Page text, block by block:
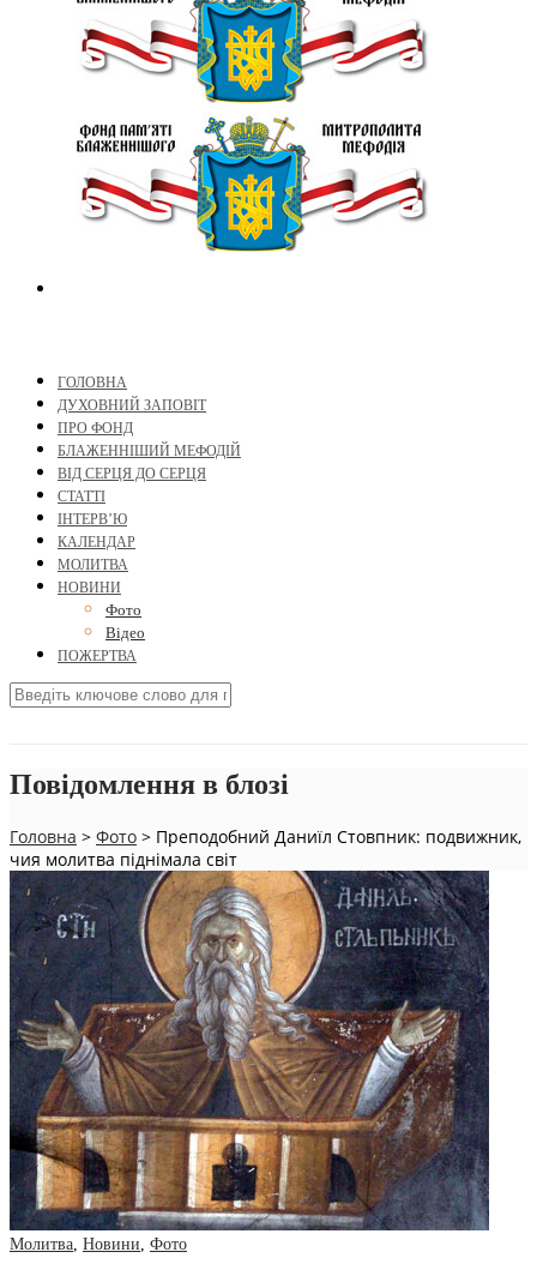
ГОЛОВНА
ДУХОВНИЙ ЗАПОВІТ
ПРО ФОНД
БЛАЖЕННІШИЙ МЕФОДІЙ
ВІД СЕРЦЯ ДО СЕРЦЯ
СТАТТІ
ІНТЕРВ’Ю
КАЛЕНДАР
МОЛИТВА
НОВИНИ
Фото
Відео
ПОЖЕРТВА
Повідомлення в блозі
Головна > Фото > Преподобний Даниїл Стовпник: подвижник,
чия молитва піднімала світ
Молитва Новини Фото